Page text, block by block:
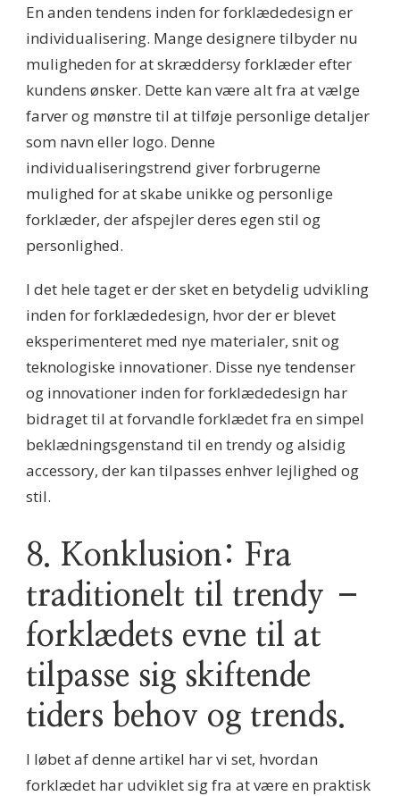
En anden tendens inden for forklædedesign er
individualisering. Mange designere tilbyder nu
muligheden for at skræddersy forklæder efter
kundens ønsker. Dette kan være alt fra at vælge
farver og mønstre til at tilføje personlige detaljer
som navn eller logo. Denne
individualiseringstrend giver forbrugerne
mulighed for at skabe unikke og personlige
forklæder, der afspejler deres egen stil og
personlighed.
I det hele taget er der sket en betydelig udvikling
inden for forklædedesign, hvor der er blevet
eksperimenteret med nye materialer, snit og
teknologiske innovationer. Disse nye tendenser
og innovationer inden for forklædedesign har
bidraget til at forvandle forklædet fra en simpel
beklædningsgenstand til en trendy og alsidig
accessory, der kan tilpasses enhver lejlighed og
stil.
8. Konklusion: Fra
traditionelt til trendy –
forklædets evne til at
tilpasse sig skiftende
tiders behov og trends.
I løbet af denne artikel har vi set, hvordan
forklædet har udviklet sig fra at være en praktisk